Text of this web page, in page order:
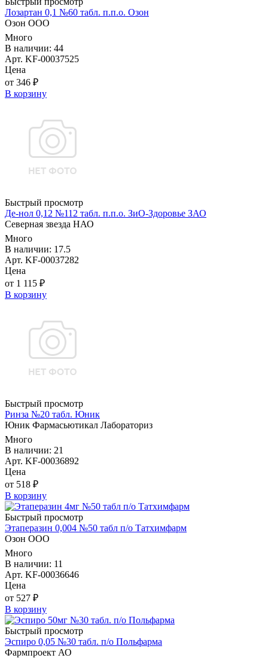
Лозартан 0,1 №60 табл. п.п.о. Озон
Озон ООО
Много
В наличии: 44
Арт. KF-00037525
Цена
от 346 ₽
В корзину
Быстрый просмотр
Де-нол 0,12 №112 табл. п.п.о. ЗиО-Здоровье ЗАО
Северная звезда НАО
Много
В наличии: 17.5
Арт. KF-00037282
Цена
от 1 115 ₽
В корзину
Быстрый просмотр
Ринза №20 табл. Юник
Юник Фармасьютикал Лабораториз
Много
В наличии: 21
Арт. KF-00036892
Цена
от 518 ₽
В корзину
Быстрый просмотр
Этаперазин 0,004 №50 табл п/о Татхимфарм
Озон ООО
Много
В наличии: 11
Арт. KF-00036646
Цена
от 527 ₽
В корзину
Быстрый просмотр
Эспиро 0,05 №30 табл. п/о Польфарма
Фармпроект АО